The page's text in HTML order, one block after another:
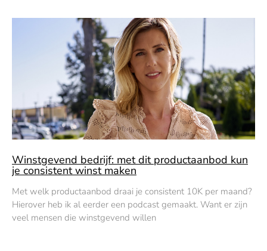
Winstgevend bedrijf: met dit productaanbod kun
je consistent winst maken
Met welk productaanbod draai je consistent 10K per maand?
Hierover heb ik al eerder een podcast gemaakt. Want er zijn
veel mensen die winstgevend willen